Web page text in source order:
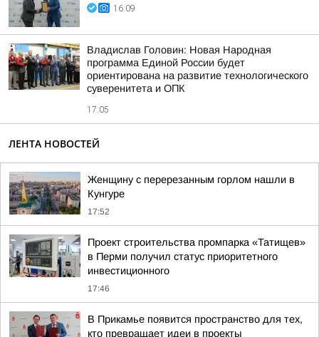
16:09
Владислав Головин: Новая Народная
программа Единой России будет
ориентирована на развитие технологического
суверенитета и ОПК
17:05
ЛЕНТА НОВОСТЕЙ
Женщину с перерезанным горлом нашли в
Кунгуре
17:52
Проект строительства промпарка «Татищев»
в Перми получил статус приоритетного
инвестиционного
17:46
В Прикамье появится пространство для тех,
кто превращает идеи в проекты